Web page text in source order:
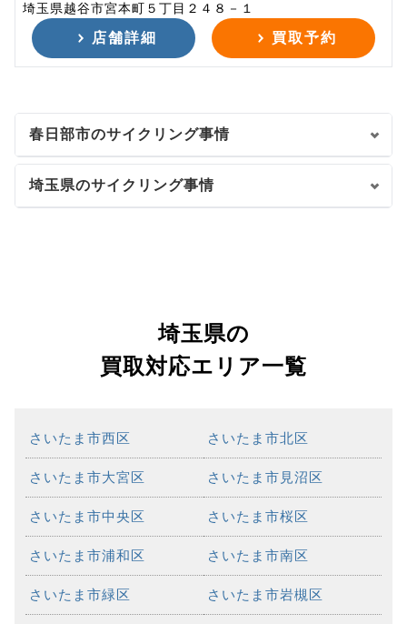
埼玉県越谷市宮本町５丁目２４８－１
店舗詳細 買取予約
春日部市のサイクリング事情
埼玉県のサイクリング事情
埼玉県の
買取対応エリア一覧
さいたま市西区 さいたま市北区
さいたま市大宮区 さいたま市見沼区
さいたま市中央区 さいたま市桜区
さいたま市浦和区 さいたま市南区
さいたま市緑区 さいたま市岩槻区